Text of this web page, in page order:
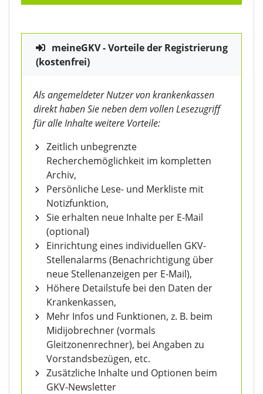
meineGKV - Vorteile der Registrierung
(kostenfrei)
Als angemeldeter Nutzer von krankenkassen
direkt haben Sie neben dem vollen Lesezugriff
für alle Inhalte weitere Vorteile:
Zeitlich unbegrenzte
Recherchemöglichkeit im kompletten
Archiv,
Persönliche Lese- und Merkliste mit
Notizfunktion,
Sie erhalten neue Inhalte per E-Mail
(optional)
Einrichtung eines individuellen GKV-
Stellenalarms (Benachrichtigung über
neue Stellenanzeigen per E-Mail),
Höhere Detailstufe bei den Daten der
Krankenkassen,
Mehr Infos und Funktionen, z. B. beim
Midijobrechner (vormals
Gleitzonenrechner), bei Angaben zu
Vorstandsbezügen, etc.
Zusätzliche Inhalte und Optionen beim
GKV-Newsletter